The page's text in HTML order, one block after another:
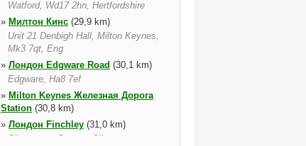
Watford, Wd17 2hn, Hertfordshire
» Милтон Кинс (29,9 km)
Unit 21 Denbigh Hall, Milton Keynes,
Mk3 7qt, Eng
» Лондон Edgware Road (30,1 km)
Edgware, Ha8 7ef
» Milton Keynes Железная Дорога
Station (30,8 km)
» Лондон Finchley (31,0 km)
Silverstone Garage, Silverstone